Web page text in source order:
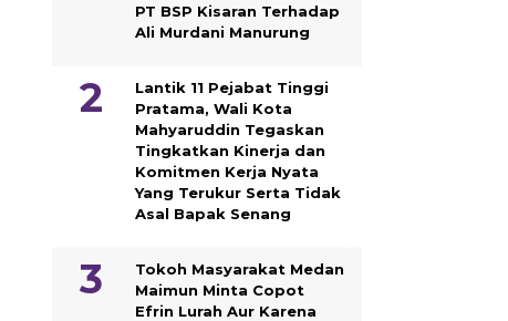
PT BSP Kisaran Terhadap
Ali Murdani Manurung
Lantik 11 Pejabat Tinggi
Pratama, Wali Kota
Mahyaruddin Tegaskan
Tingkatkan Kinerja dan
Komitmen Kerja Nyata
Yang Terukur Serta Tidak
Asal Bapak Senang
Tokoh Masyarakat Medan
Maimun Minta Copot
Efrin Lurah Aur Karena